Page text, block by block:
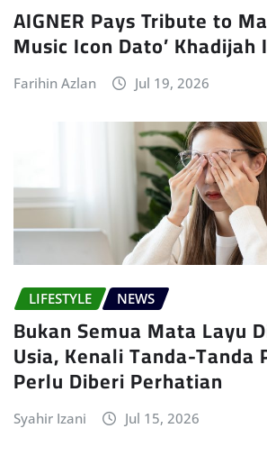
AIGNER Pays Tribute to
Music Icon Dato’
Farihin Azlan Jul 19, 2026
LIFESTYLE NEWS
Bukan Semua Mata Layu
Usia, Kenali Tanda-Tanda
Perlu Diberi Perhatian
Syahir Izani Jul 15, 2026